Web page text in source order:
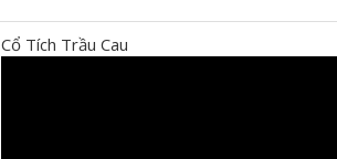
Cổ Tích Trầu Cau